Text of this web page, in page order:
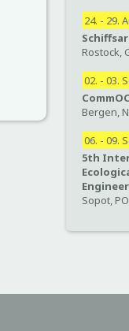
24. - 29.
Rostock,
02. - 03.
Bergen,
06. - 09.
5th
Sopot,